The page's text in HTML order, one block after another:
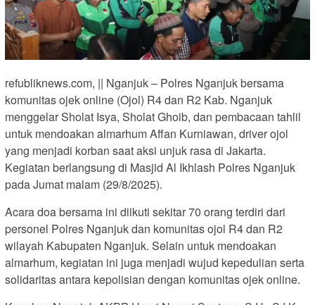
refubliknews.com, || Nganjuk – Polres Nganjuk bersama
komunitas ojek online (Ojol) R4 dan R2 Kab. Nganjuk
menggelar Sholat Isya, Sholat Ghoib, dan pembacaan tahlil
untuk mendoakan almarhum Affan Kurniawan, driver ojol
yang menjadi korban saat aksi unjuk rasa di Jakarta.
Kegiatan berlangsung di Masjid Al Ikhlash Polres Nganjuk
pada Jumat malam (29/8/2025).
Acara doa bersama ini diikuti sekitar 70 orang terdiri dari
personel Polres Nganjuk dan komunitas ojol R4 dan R2
wilayah Kabupaten Nganjuk. Selain untuk mendoakan
almarhum, kegiatan ini juga menjadi wujud kepedulian serta
solidaritas antara kepolisian dengan komunitas ojek online.